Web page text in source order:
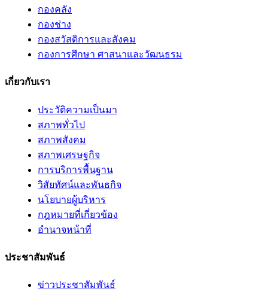
กองคลัง
กองช่าง
กองสวัสดิการและสังคม
กองการศึกษา ศาสนาและวัฒนธรม
เกี่ยวกับเรา
ประวัติความเป็นมา
สภาพทั่วไป
สภาพสังคม
สภาพเศรษฐกิจ
การบริการพื้นฐาน
วิสัยทัศน์และพันธกิจ
นโยบายผู้บริหาร
กฎหมายที่เกี่ยวข้อง
อํานาจหน้าที่
ประชาสัมพันธ์
ข่าวประชาสัมพันธ์